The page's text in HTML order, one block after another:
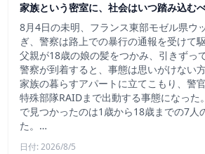
家族という密室に、社会はいつ踏み込む
8月4日の未明、フランス東部モゼル県ウ
ぎ、警察は路上での暴行の通報を受けて
父親が18歳の娘の髪をつかみ、引きずっ
警察が到着すると、事態は思いがけない
家族の暮らすアパートに立てこもり、警
特殊部隊RAIDまで出動する事態になった
で見つかったのは1歳から18歳までの7人
た。…
日付: 2026/8/5